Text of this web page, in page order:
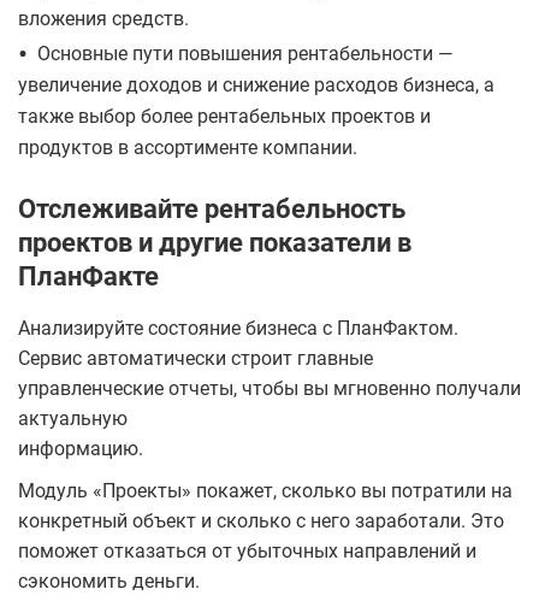
вложения средств.
• Основные пути повышения рентабельности —
увеличение доходов и снижение расходов бизнеса, а
также выбор более рентабельных проектов и
продуктов в ассортименте компании.
Отслеживайте рентабельность
проектов и другие показатели в
ПланФакте
Анализируйте состояние бизнеса с ПланФактом.
Сервис автоматически строит главные
управленческие отчеты, чтобы вы мгновенно получали
актуальную
информацию.
Модуль «Проекты» покажет, сколько вы потратили на
конкретный объект и сколько с него заработали. Это
поможет отказаться от убыточных направлений и
сэкономить деньги.